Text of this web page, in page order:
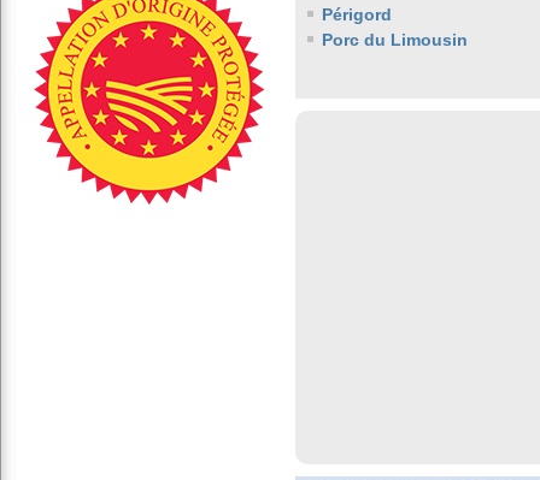
Périgord
Porc du Limousin